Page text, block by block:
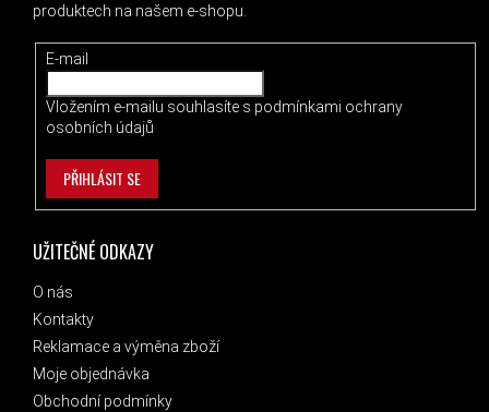
UŽITEČNÉ ODKAZY
O nás
Kontakty
Reklamace a výměna zboží
Moje objednávka
Obchodní podmínky
produktech na našem e-shopu.
E-mail
Vložením e-mailu souhlasíte s podmínkami ochrany
osobních údajů
PŘIHLÁSIT SE